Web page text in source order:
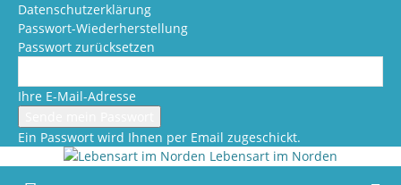
Datenschutzerklärung
Passwort-Wiederherstellung
Passwort zurücksetzen
Ihre E-Mail-Adresse
Ein Passwort wird Ihnen per Email zugeschickt.
Lebensart im Norden